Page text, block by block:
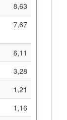
8,63
7,67
6,11
3,28
1,21
1,16